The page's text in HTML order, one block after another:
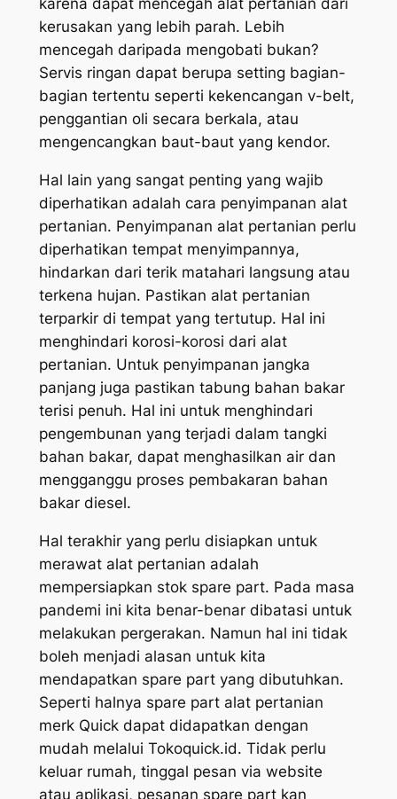
karena dapat mencegah alat pertanian dari
kerusakan yang lebih parah. Lebih
mencegah daripada mengobati bukan?
Servis ringan dapat berupa setting bagian-
bagian tertentu seperti kekencangan v-belt,
penggantian oli secara berkala, atau
mengencangkan baut-baut yang kendor.
Hal lain yang sangat penting yang wajib
diperhatikan adalah cara penyimpanan alat
pertanian. Penyimpanan alat pertanian perlu
diperhatikan tempat menyimpannya,
hindarkan dari terik matahari langsung atau
terkena hujan. Pastikan alat pertanian
terparkir di tempat yang tertutup. Hal ini
menghindari korosi-korosi dari alat
pertanian. Untuk penyimpanan jangka
panjang juga pastikan tabung bahan bakar
terisi penuh. Hal ini untuk menghindari
pengembunan yang terjadi dalam tangki
bahan bakar, dapat menghasilkan air dan
mengganggu proses pembakaran bahan
bakar diesel.
Hal terakhir yang perlu disiapkan untuk
merawat alat pertanian adalah
mempersiapkan stok spare part. Pada masa
pandemi ini kita benar-benar dibatasi untuk
melakukan pergerakan. Namun hal ini tidak
boleh menjadi alasan untuk kita
mendapatkan spare part yang dibutuhkan.
Seperti halnya spare part alat pertanian
merk Quick dapat didapatkan dengan
mudah melalui Tokoquick.id. Tidak perlu
keluar rumah, tinggal pesan via website
atau aplikasi, pesanan spare part kan